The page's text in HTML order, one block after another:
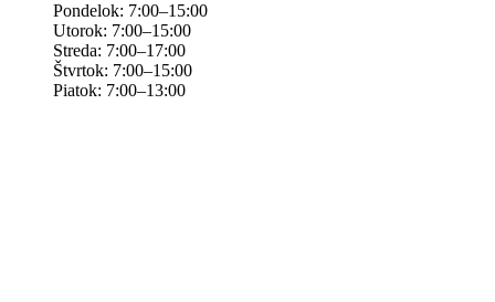
Pondelok: 7:00–15:00
Utorok: 7:00–15:00
Streda: 7:00–17:00
Štvrtok: 7:00–15:00
Piatok: 7:00–13:00